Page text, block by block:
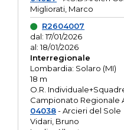
Migliorati, Marco
R2604007
dal: 17/01/2026
al: 18/01/2026
Interregionale
Lombardia: Solaro (MI)
18 m
O.R.
Campionato Regionale
04038- Arcieri del Sole
Vidari, Bruno